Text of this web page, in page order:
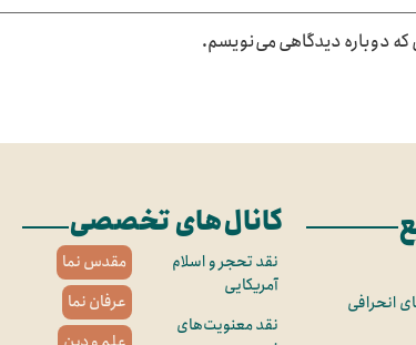
که دوباره دیدگاهی می‌نویسم.
انحرافی
کانال‌های تخصصی
نقد تحجر و اسلام
آمریکایی
نقد معنویت‌های
مقدس نما
عرفان نما